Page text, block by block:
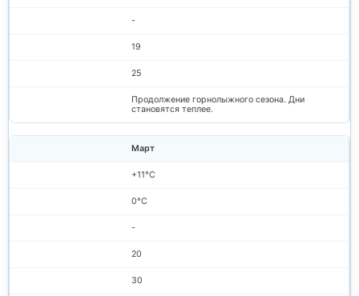
-
19
25
Продолжение горнолыжного сезона. Дни
становятся теплее.
Март
+11°C
0°C
-
20
30